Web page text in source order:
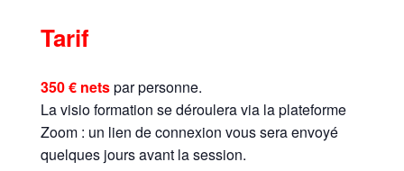
Tarif
350 € netspar personne.
La visio formation se déroulera via la plateforme
Zoom : un lien de connexion vous sera envoyé
quelques jours avant la session.